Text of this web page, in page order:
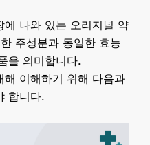
나와 있는 오리지널 약
주성분과 동일한 효능
을 의미합니다.
이해하기 위해 다음과
합니다.